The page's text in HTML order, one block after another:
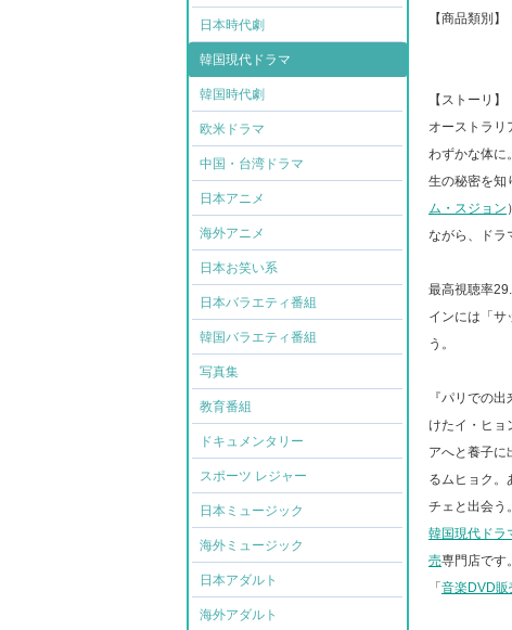
日本時代劇
韓国現代ドラマ
韓国時代劇
欧米ドラマ
中国・台湾ドラマ
日本アニメ
海外アニメ
日本お笑い系
日本バラエティ番組
韓国バラエティ番組
写真集
教育番組
ドキュメンタリー
スポーツ レジャー
日本ミュージック
海外ミュージック
日本アダルト
海外アダルト
【商品類別
【ストーリ】
オーストラリ
わずかな体に
生の秘密を知
ム・スジョン
ながら、ドラ
最高視聴率
インには「サ
う。
『パリでの
けたイ・ヒョ
アへと養子に
るムヒョク。
チェと出会う。
韓国現代ドラ
売専門店です。
「 音楽DVD販